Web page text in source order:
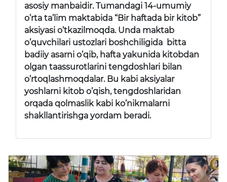
asosiy manbaidir. Tumandagi 14-umumiy
o’rta ta’lim maktabida “Bir haftada bir kitob”
aksiyasi o’tkazilmoqda. Unda maktab
o’quvchilari ustozlari boshchiligida bitta
badiiy asarni o’qib, hafta yakunida kitobdan
olgan taassurotlarini tengdoshlari bilan
o’rtoqlashmoqdalar. Bu kabi aksiyalar
yoshlarni kitob o’qish, tengdoshlaridan
orqada qolmaslik kabi ko’nikmalarni
shakllantirishga yordam beradi.